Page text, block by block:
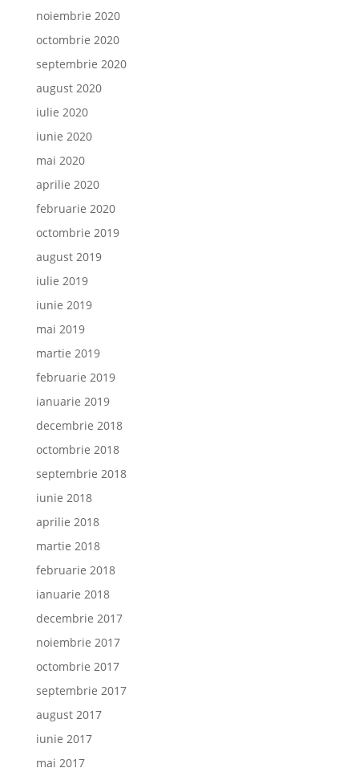
noiembrie 2020
octombrie 2020
septembrie 2020
august 2020
iulie 2020
iunie 2020
mai 2020
aprilie 2020
februarie 2020
octombrie 2019
august 2019
iulie 2019
iunie 2019
mai 2019
martie 2019
februarie 2019
ianuarie 2019
decembrie 2018
octombrie 2018
septembrie 2018
iunie 2018
aprilie 2018
martie 2018
februarie 2018
ianuarie 2018
decembrie 2017
noiembrie 2017
octombrie 2017
septembrie 2017
august 2017
iunie 2017
mai 2017